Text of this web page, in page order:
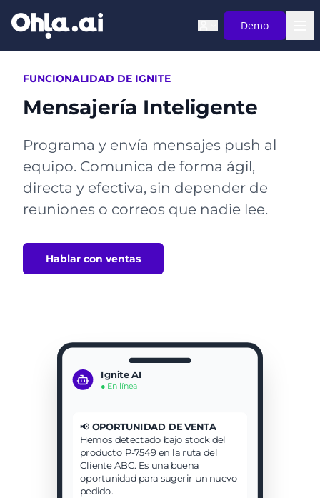
Saltar al contenido principal
Demo
FUNCIONALIDAD DE IGNITE
Mensajería Inteligente
Programa y envía mensajes push al
equipo. Comunica de forma ágil,
directa y efectiva, sin depender de
reuniones o correos que nadie lee.
Hablar con ventas
Ignite AI
● En línea
📢 OPORTUNIDAD DE VENTA
Hemos detectado bajo stock del
producto P-7549 en la ruta del
Cliente ABC. Es una buena
oportunidad para sugerir un nuevo
pedido.